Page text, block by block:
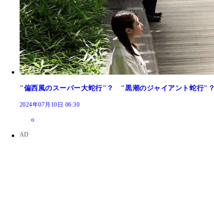
"偏西風のスーパー大蛇行"？ "黒潮のジャイアント蛇行"
2024年07月10日 06:30